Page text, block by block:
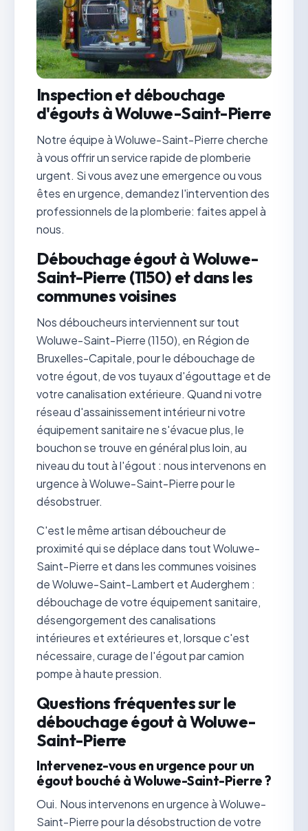
Inspection et débouchage
d'égouts à Woluwe-Saint-Pierre
Notre équipe à Woluwe-Saint-Pierre cherche
à vous offrir un service rapide de plomberie
urgent. Si vous avez une emergence ou vous
êtes en urgence, demandez l'intervention des
professionnels de la plomberie: faites appel à
nous.
Débouchage égout à Woluwe-
Saint-Pierre (1150) et dans les
communes voisines
Nos déboucheurs interviennent sur tout
Woluwe-Saint-Pierre (1150), en Région de
Bruxelles-Capitale, pour le débouchage de
votre égout, de vos tuyaux d'égouttage et de
votre canalisation extérieure. Quand ni votre
réseau d'assainissement intérieur ni votre
équipement sanitaire ne s'évacue plus, le
bouchon se trouve en général plus loin, au
niveau du tout à l'égout : nous intervenons en
urgence à Woluwe-Saint-Pierre pour le
désobstruer.
C'est le même artisan déboucheur de
proximité qui se déplace dans tout Woluwe-
Saint-Pierre et dans les communes voisines
de Woluwe-Saint-Lambert et Auderghem :
débouchage de votre équipement sanitaire,
désengorgement des canalisations
intérieures et extérieures et, lorsque c'est
nécessaire, curage de l'égout par camion
pompe à haute pression.
Questions fréquentes sur le
débouchage égout à Woluwe-
Saint-Pierre
Intervenez-vous en urgence pour un
égout bouché à Woluwe-Saint-Pierre ?
Oui. Nous intervenons en urgence à Woluwe-
Saint-Pierre pour la désobstruction de votre